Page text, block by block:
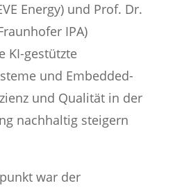
Energy) und Prof. Dr.
IPA)
KI-gestützte
und Embedded-
und Qualität in der
nachhaltig steigern
war der